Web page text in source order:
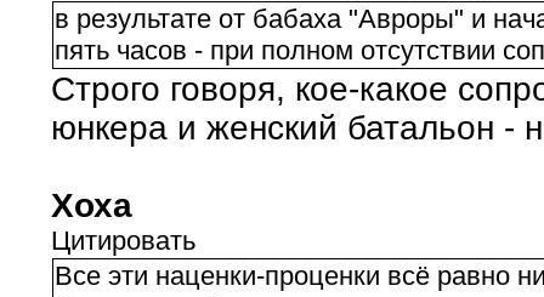
в результате от бабаха "Авроры" и
пять часов - при полном отсутствии
Строго говоря, кое-какое
юнкера и женский батальон -
Хоха
Цитировать
Все эти наценки-проценки всё равно